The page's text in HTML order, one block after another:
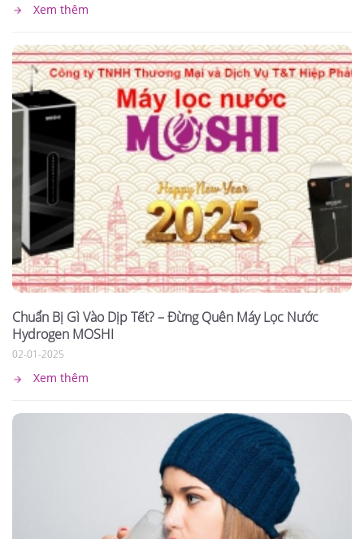
Xem thêm
Chuẩn Bị Gì Vào Dịp Tết? – Đừng Quên Máy Lọc Nước
Hydrogen MOSHI
02-01-2025
Xem thêm